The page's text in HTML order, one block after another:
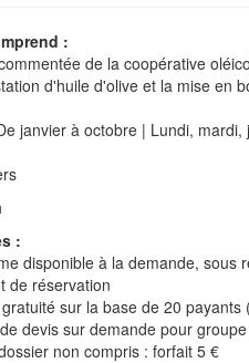
:
de la coopérative
d'huile d'olive et la mise en
janvier à octobre | Lundi,
:
disponible à la demande, sous
de réservation
sur la base de 20 payants
devis sur demande pour
non compris : forfait 5 €